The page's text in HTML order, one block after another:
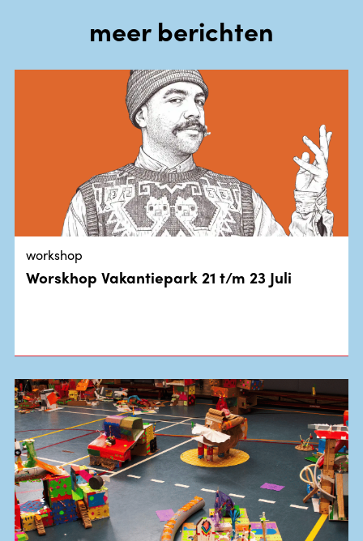
meer berichten
workshop
Worskhop Vakantiepark 21 t/m 23 Juli